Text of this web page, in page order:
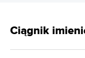
Ciągnik